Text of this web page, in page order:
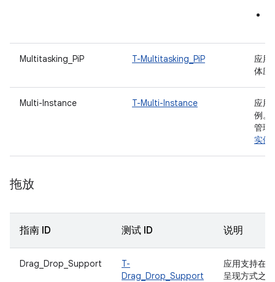
Multitasking_PiP T-Multitasking_PiP
应用
体应
Multi-Instance T-Multi-Instance
应用
例。
管理
实例
拖放
指南 ID 测试 ID 说明
Drag_Drop_Support
T-
Drag_Drop_Support
应用支持在
呈现方式之